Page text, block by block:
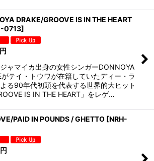
DRAKE/GROOVE IS IN THE HEART
0713]
円
ャマイカ出身の女性シンガーDONNOYA
がテイ・トウワが在籍していたディー・ラ
る90年代初頭を代表する世界的大ヒット
IS IN THE HEART」をレゲ…
PAID IN POUNDS / GHETTO [NRH-
円